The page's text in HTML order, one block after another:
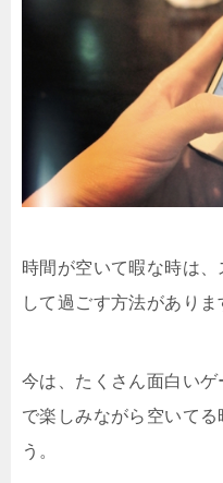
時間が空いて暇な時は
して過ごす方法がありま
今は、たくさん面白い
で楽しみながら空いて
う。